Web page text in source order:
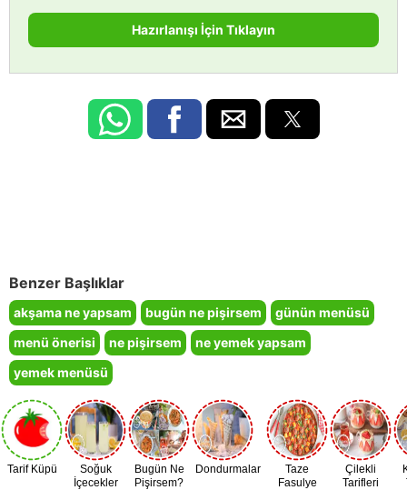
Hazırlanışı İçin Tıklayın
Benzer Başlıklar
akşama ne yapsam bugün ne pişirsem
günün menüsü
menü önerisi
ne pişirsem
ne yemek yapsam
yemek menüsü
Tarif Küpü
Soğuk
İçecekler
Bugün Ne
Pişirsem?
Dondurmalar
Taze
Fasulye
Çilekli
Tarifleri